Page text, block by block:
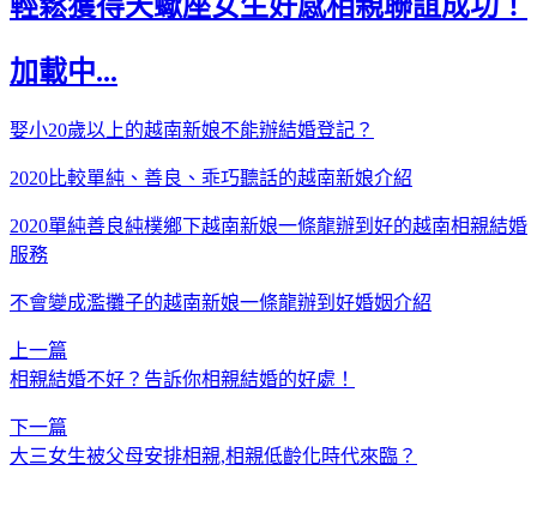
輕鬆獲得天蠍座女生好感相親聯誼成功！
加載中...
娶小20歲以上的越南新娘不能辦結婚登記？
2020比較單純、善良、乖巧聽話的越南新娘介紹
2020單純善良純樸鄉下越南新娘一條龍辦到好的越南相親結婚
服務
不會變成濫攤子的越南新娘一條龍辦到好婚姻介紹
上一篇
相親結婚不好？告訴你相親結婚的好處！
下一篇
大三女生被父母安排相親,相親低齡化時代來臨？